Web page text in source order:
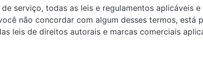
serviço, todas as leis e regulamentos aplicáveis
não concordar com algum desses termos, está
leis de direitos autorais e marcas comerciais